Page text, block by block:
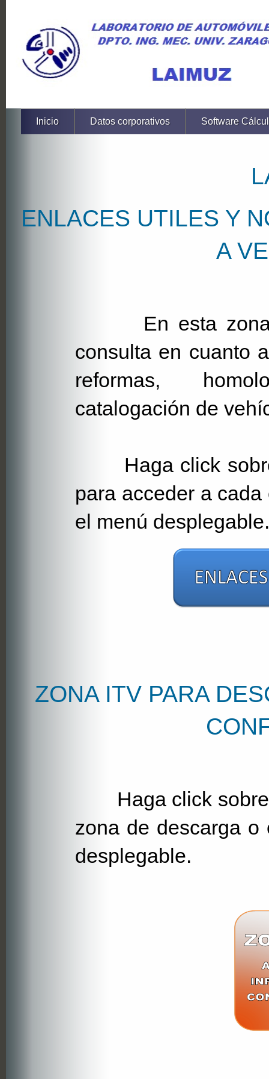
Inicio Datos corporativos Software
ENLACES UTILES Y
A
En esta zona
consulta en cuanto
reformas,
catalogación de
Haga click sobre
para acceder a
el menú desplegable.
ZONA ITV PARA
Haga click sobre
zona de descarga
desplegable.